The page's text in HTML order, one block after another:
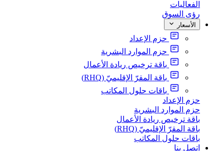
الفعاليات
رؤى السوق
الأسعار
حزم الإعداد
حزم الموارد البشرية
باقة ترخيص ريادة الأعمال
باقة المقرّ الإقليميّ (RHQ)
باقات حلول المكاتب
حزم الإعداد
حزم الموارد البشرية
باقة ترخيص ريادة الأعمال
باقة المقرّ الإقليميّ (RHQ)
باقات حلول المكاتب
اتصل بنا